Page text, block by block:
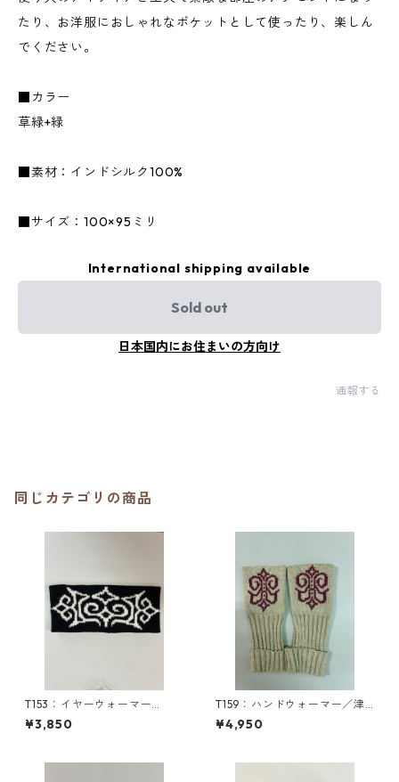
たり、お洋服におしゃれなポケットとして使ったり、楽しん
でください。
■カラー
草緑+緑
■素材：インドシルク100%
■サイズ：100×95ミリ
International shipping available
Sold out
日本国内にお住まいの方向け
通報する
同じカテゴリの商品
T153：イヤーウォーマー
（M）／津田命子デザインアイ
ヌ文様編み込みイヤーウォー
¥3,850
T159：ハンドウォーマー／津
田命子デザインアイヌ文様編
み込みハンドウォーマー
¥4,950